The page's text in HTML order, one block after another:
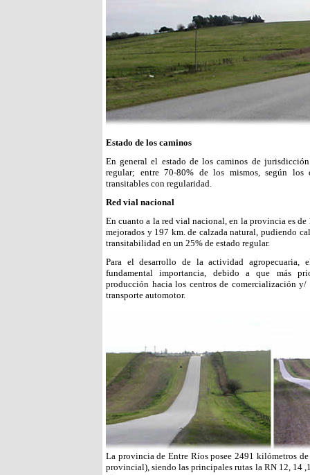
Estado de los caminos
En general el estado de los caminos de
regular; entre 70-80% de los mismos, según los
transitables con regularidad.
Red vial nacional
En cuanto a la red vial nacional, en la provincia es
mejorados y 197 km. de calzada natural, pudiendo
transitabilidad en un 25% de estado regular.
Para el desarrollo de la actividad agropecuaria,
fundamental importancia, debido a que más
producción hacia los centros de comercialización
transporte automotor.
La provincia de Entre Ríos posee 2491 kilómetros
provincial), siendo las principales rutas la RN 12, 14